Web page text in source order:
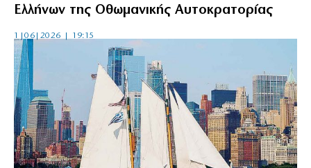
Ελλήνων της Οθωμανικής Αυτοκρατορίας
1|06|2026 | 19:15